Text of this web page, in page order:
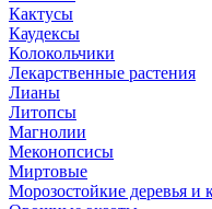
Кактусы
Каудексы
Колокольчики
Лекарственные растения
Лианы
Литопсы
Магнолии
Меконопсисы
Миртовые
Морозостойкие деревья и